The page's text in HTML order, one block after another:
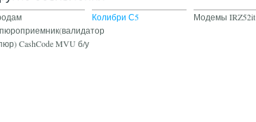
CashCode MVU б/у
Колибри С5 Модемы IRZ52it